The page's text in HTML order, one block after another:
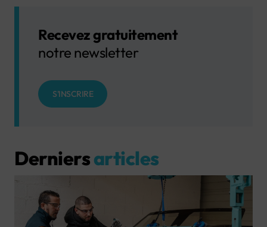
Recevez gratuitement
notre newsletter
S'INSCRIRE
Derniersarticles